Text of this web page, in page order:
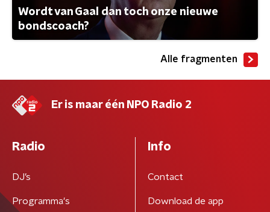
Wordt van Gaal dan toch onze nieuwe
bondscoach?
Alle fragmenten
Er is maar één NPO Radio 2
Radio
DJ’s
Programma's
Info
Contact
Download de app